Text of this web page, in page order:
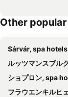
Other
Sárvár, spa hotels
ルッツマンスブル
ショプロン, spa
フラウエンキルヒェ